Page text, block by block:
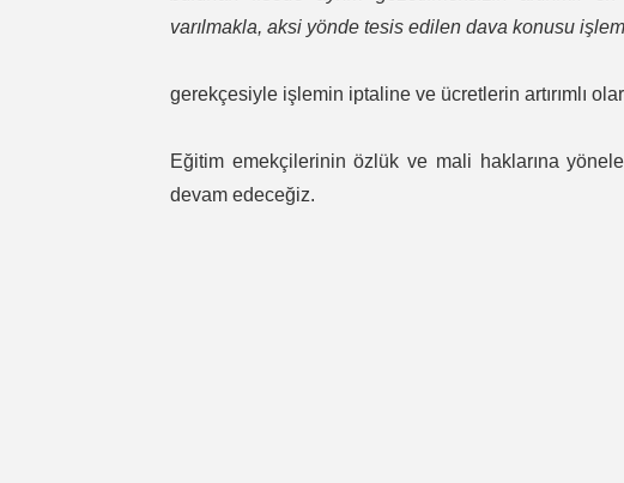
varılmakla, aksi yönde tesis edilen dava konusu
gerekçesiyle işlemin iptaline ve ücretlerin artırımlı
Eğitim emekçilerinin özlük ve mali haklarına
devam edeceğiz.